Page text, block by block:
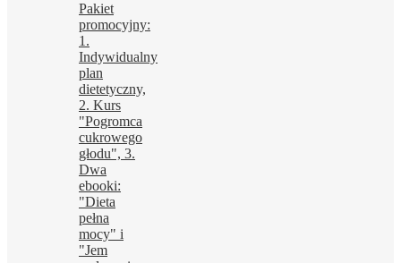
Pakiet
promocyjny:
1.
Indywidualny
plan
dietetyczny,
2. Kurs
"Pogromca
cukrowego
głodu", 3.
Dwa
ebooki:
"Dieta
pełna
mocy" i
"Jem